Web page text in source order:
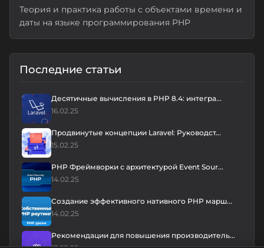
Теория и практика работы с объектами времени и
даты на языке программирования PHP
Последние статьи
Десятичные вычисления в PHP 8.4: интегра...
16.02.25
Продвинутые концепции Laravel: Руководст...
15.02.25
PHP Фреймворки с архитектурой Event Sour...
14.02.25
Создание эффективного нативного PHP марш...
14.02.25
Рекомендации для повышения производитель...